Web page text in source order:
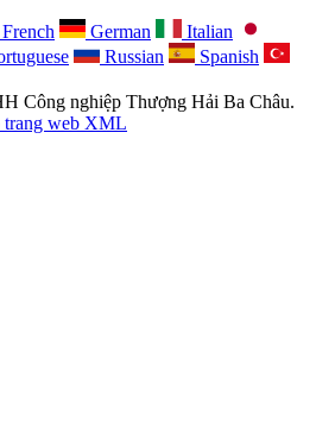
French German
Italian
Russian
Spanish
Công nghiệp Thượng Hải Ba Châu.
trang web XML